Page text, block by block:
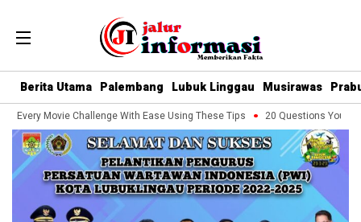
Berita Utama Palembang Lubuk Linggau Musirawas
Every Movie Challenge With Ease Using These Tips 20 Questions You